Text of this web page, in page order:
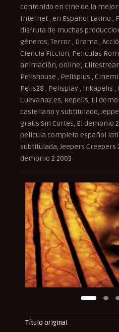
contenido en cine de la mejor
Internet , en Español Latino ,
disfruta de muchas
géneros, Terror , Drama ,
Ciencia Ficción, Peliculas
animación, online;
Pelishouse , Pelisplus ,
Pelis28 , Pelisplay , Inkapelis ,
Cuevana2.es, Repelis, El
castellano y subtitulado,
gratis Sin Cortes, El demonio
pelicula completa español
subtitulada, Jeepers
demonio 2 2003
Título original